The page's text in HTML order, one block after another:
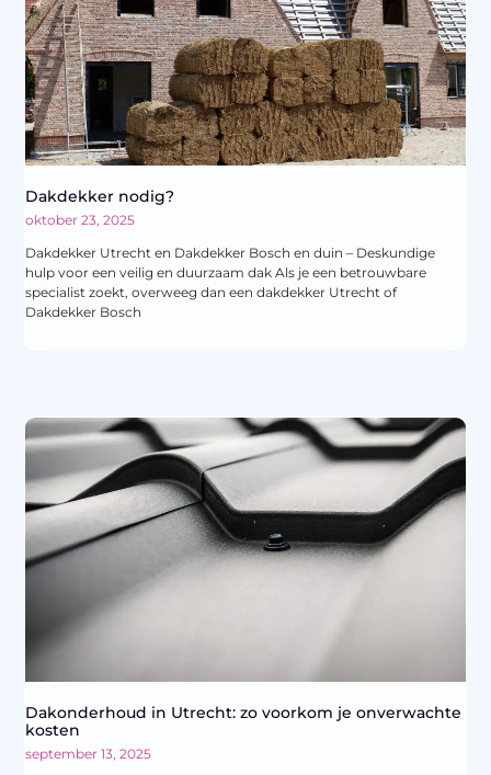
Dakdekker nodig?
oktober 23, 2025
Dakdekker Utrecht en Dakdekker Bosch en duin – Deskundige
hulp voor een veilig en duurzaam dak Als je een betrouwbare
specialist zoekt, overweeg dan een dakdekker Utrecht of
Dakdekker Bosch
Dakonderhoud in Utrecht: zo voorkom je onverwachte
kosten
september 13, 2025